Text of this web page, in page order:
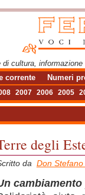
cultura,
corrente
Numeri
2007 2006 2005
degli
da Don